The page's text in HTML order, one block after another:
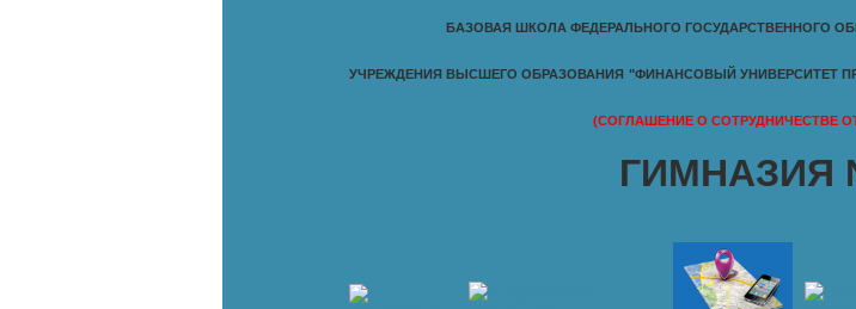
БАЗОВАЯ ШКОЛА ФЕДЕРАЛЬНОГО ГОСУДАРСТВЕННОГО
УЧРЕЖДЕНИЯ ВЫСШЕГО ОБРАЗОВАНИЯ "ФИНАНСОВЫЙ УНИВЕРСИТЕТ
(СОГЛАШЕНИЕ О СОТРУДНИЧЕСТВЕ ОТ
ГИМНАЗИЯ